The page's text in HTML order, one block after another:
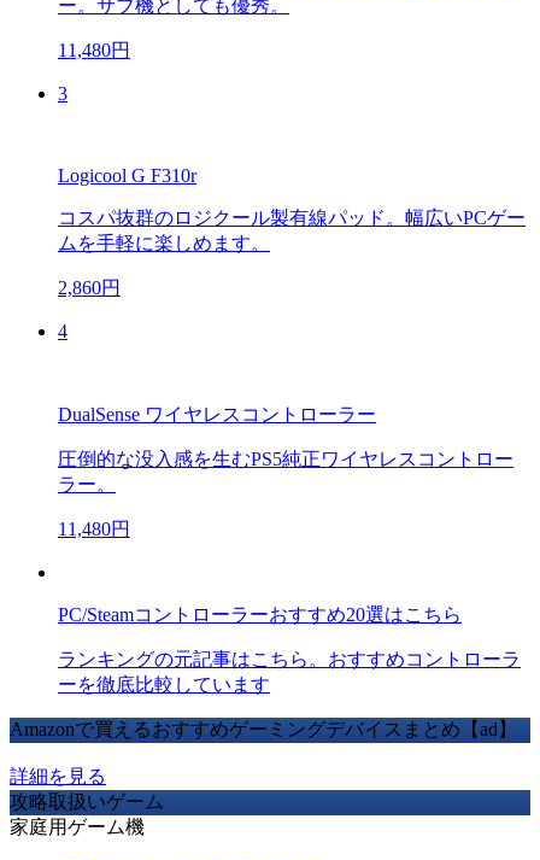
ー。サブ機としても優秀。
11,480円
3
Logicool G F310r
コスパ抜群のロジクール製有線パッド。幅広いPCゲー
ムを手軽に楽しめます。
2,860円
4
DualSense ワイヤレスコントローラー
圧倒的な没入感を生むPS5純正ワイヤレスコントロー
ラー。
11,480円
PC/Steamコントローラーおすすめ20選はこちら
ランキングの元記事はこちら。おすすめコントローラ
ーを徹底比較しています
Amazonで買えるおすすめゲーミングデバイスまとめ【ad】
詳細を見る
攻略取扱いゲーム
家庭用ゲーム機